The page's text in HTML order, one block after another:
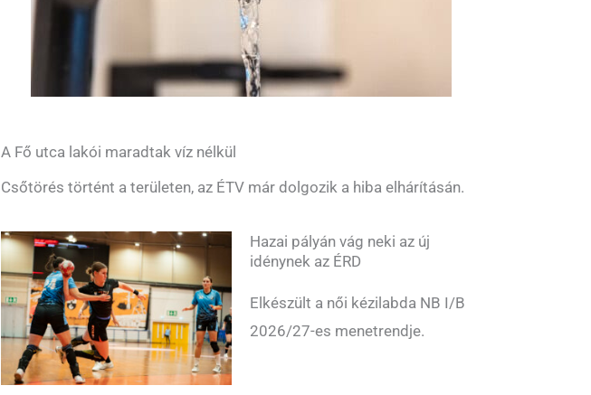
A Fő utca lakói maradtak víz nélkül
Csőtörés történt a területen, az ÉTV már dolgozik a hiba elhárításán.
Hazai pályán vág neki az új
idénynek az ÉRD
Elkészült a női kézilabda NB I/B
2026/27-es menetrendje.